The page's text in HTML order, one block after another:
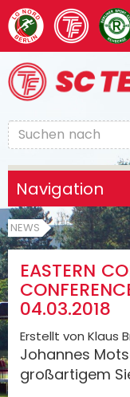
Navigation
NEWS
EASTERN
04.03.2018
Erstellt von Klaus
Johannes
großartigem